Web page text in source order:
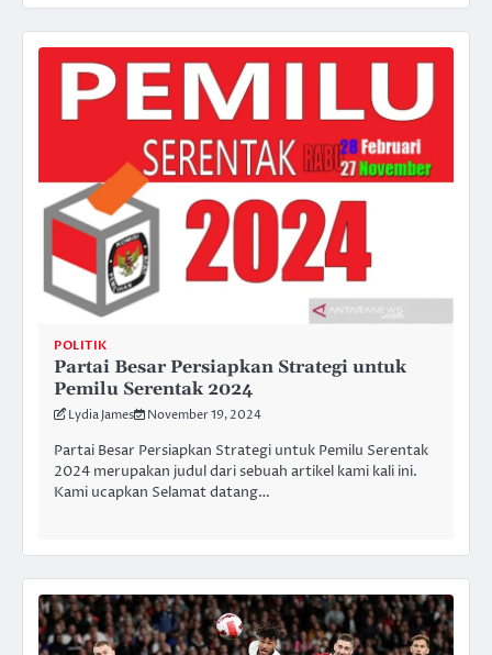
POLITIK
Partai Besar Persiapkan Strategi untuk
Pemilu Serentak 2024
Lydia James November 19, 2024
Partai Besar Persiapkan Strategi untuk Pemilu Serentak
2024 merupakan judul dari sebuah artikel kami kali ini.
Kami ucapkan Selamat datang…